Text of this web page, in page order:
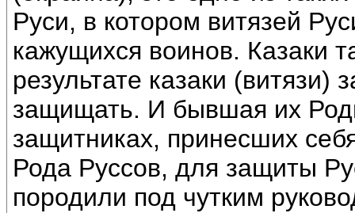
Руси, в котором витязей
кажущихся воинов. Казаки
результате казаки
защищать. И бывшая их
защитниках, принесших
Рода Руссов, для защиты
породили под чутким